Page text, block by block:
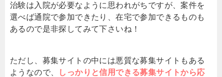
治験は入院が必要なように思われがちですが、案件を
選べば通院で参加できたり、在宅で参加できるものも
あるので是非探してみて下さいね！
ただし、募集サイトの中には悪質な募集サイトもある
ようなので、
しっかりと信用できる募集サイトから応